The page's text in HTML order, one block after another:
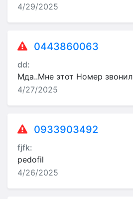
4/29/2025
0443860063
dd:
Мда..Мне этот Номер звонил
4/27/2025
0933903492
fjfk:
pedofil
4/26/2025